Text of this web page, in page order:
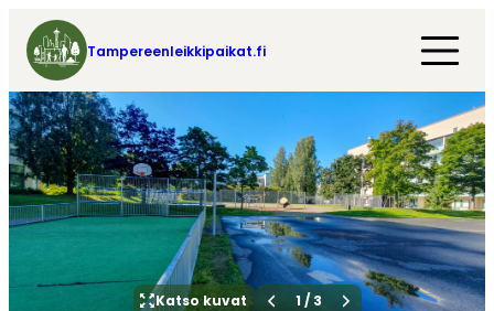
Tampereenleikkipaikat.fi
Katso kuvat 1/ 3